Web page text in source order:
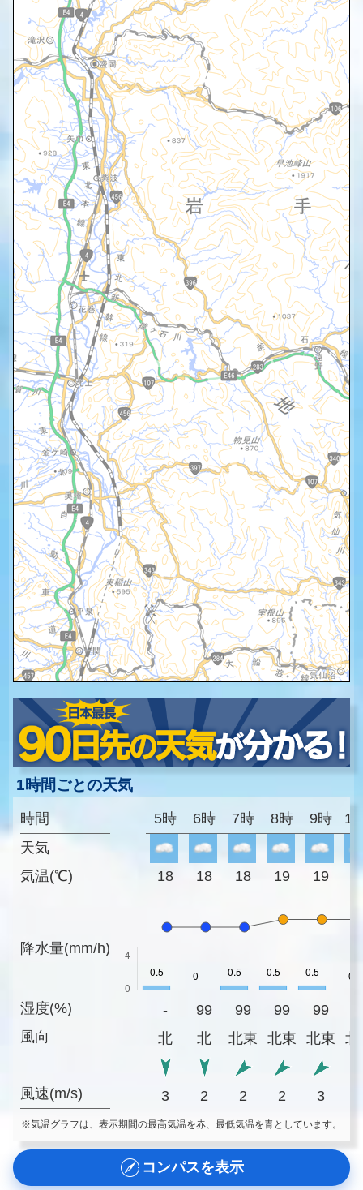
1時間ごとの天気
時間
天気
気温(℃)
降水量(mm/h)
湿度(%)
風向
風速(m/s)
5時 6時 7時 8時 9時
18 18 18 19 19
- 99 99 99 99
北
北 北東 北東 北東 北
3 2 2 2 3
※気温グラフは、表示期間の最高気温を赤、最低気温を青としています。
コンパスを表示